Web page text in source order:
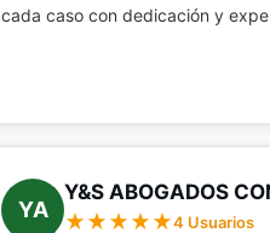
cada caso con dedicación y
YA
Y&S ABOGADOS
4 Usuarios